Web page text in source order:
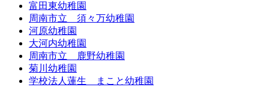
富田東幼稚園
周南市立 須々万幼稚園
河原幼稚園
大河内幼稚園
周南市立 鹿野幼稚園
菊川幼稚園
学校法人蓮生 まこと幼稚園